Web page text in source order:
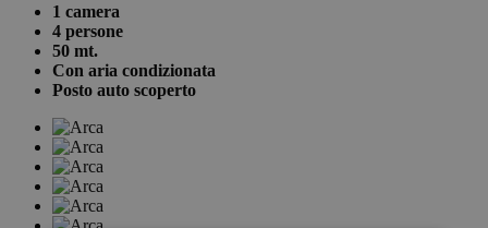
1 camera
4 persone
50 mt.
Con aria condizionata
Posto auto scoperto